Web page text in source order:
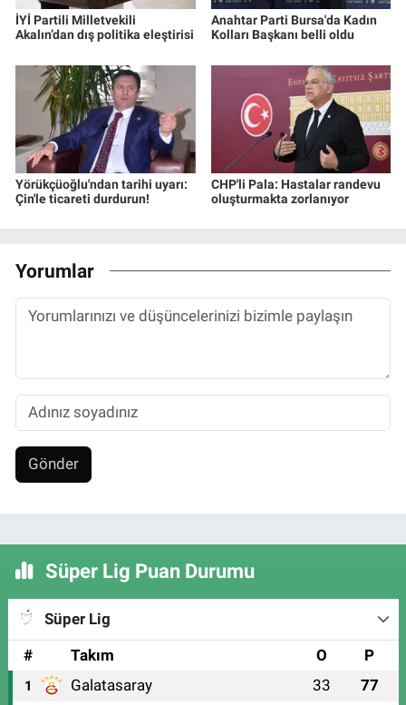
İYİ Partili Milletvekili
Akalın’dan dış politika eleştirisi
Anahtar Parti Bursa'da Kadın
Kolları Başkanı belli oldu
Yörükçüoğlu'ndan tarihi uyarı:
Çin'le ticareti durdurun!
CHP'li Pala: Hastalar randevu
oluşturmakta zorlanıyor
Yorumlar
Gönder
Süper Lig Puan Durumu
Süper Lig
#
Takım O P
1 Galatasaray 33 77